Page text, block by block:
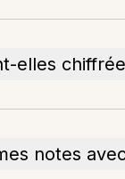
elles
notes